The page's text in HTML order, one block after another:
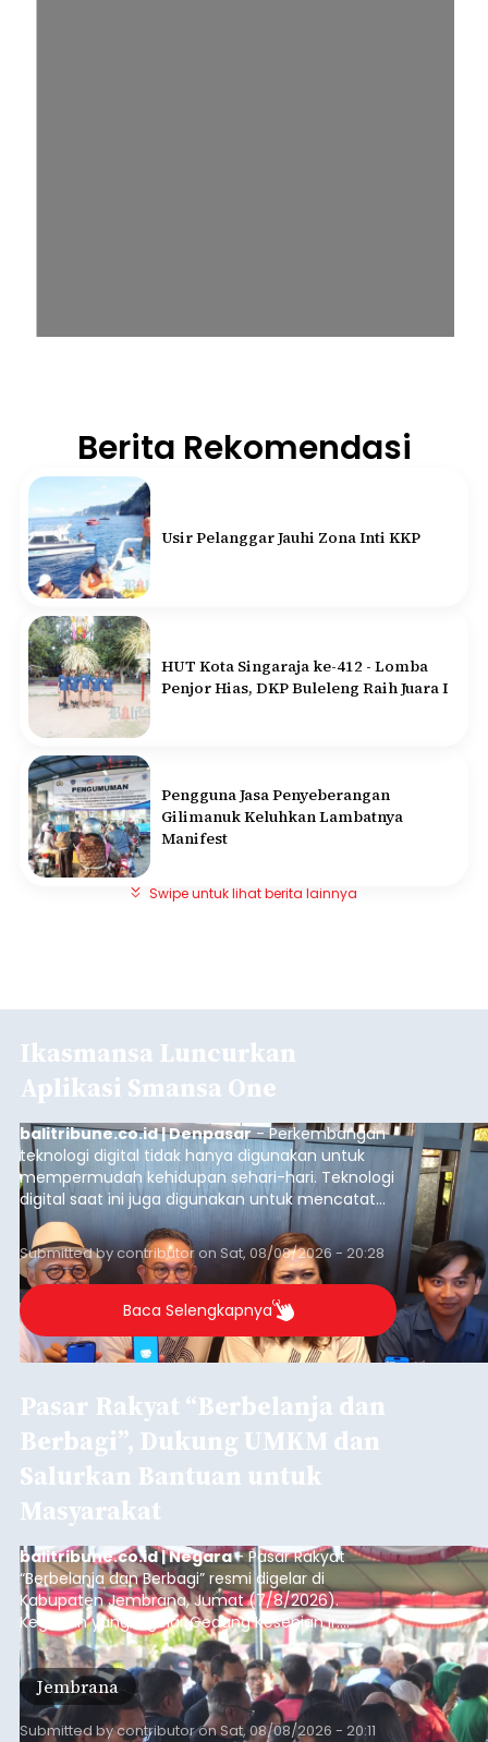
Berita Rekomendasi
Usir Pelanggar Jauhi Zona Inti KKP
HUT Kota Singaraja ke-412 - Lomba
Penjor Hias, DKP Buleleng Raih Juara I
Pengguna Jasa Penyeberangan
Gilimanuk Keluhkan Lambatnya
Manifest
Swipe untuk lihat berita lainnya
Ikasmansa Luncurkan
Aplikasi Smansa One
balitribune.co.id | Denpasar- Perkembangan
teknologi digital tidak hanya digunakan untuk
mempermudah kehidupan sehari-hari. Teknologi
digital saat ini juga digunakan untuk mencatat
dan mengelola data base alumni dari suatu
sekolah, salah satunya adalah alumni SMA 1
Denpasar.
Submitted bycontributoron Sat, 08/08/2026 - 20:28
Baca Selengkapnya
Pasar Rakyat “Berbelanja dan
Berbagi”, Dukung UMKM dan
Salurkan Bantuan untuk
Masyarakat
balitribune.co.id | Negara- Pasar Rakyat
“Berbelanja dan Berbagi” resmi digelar di
Kabupaten Jembrana, Jumat (7/8/2026).
Kegiatan yang digelar Gedung Kesenian Ir.
Soekarno ini memadukan pemberdayaan
ekonomi masyarakat dengan aksi sosial tersebut
mendapat antusiasme tinggi dan mencatat nilai
transaksi mencapai Rp672.733.200.
Jembrana
Submitted bycontributoronSat, 08/08/2026 - 20:11